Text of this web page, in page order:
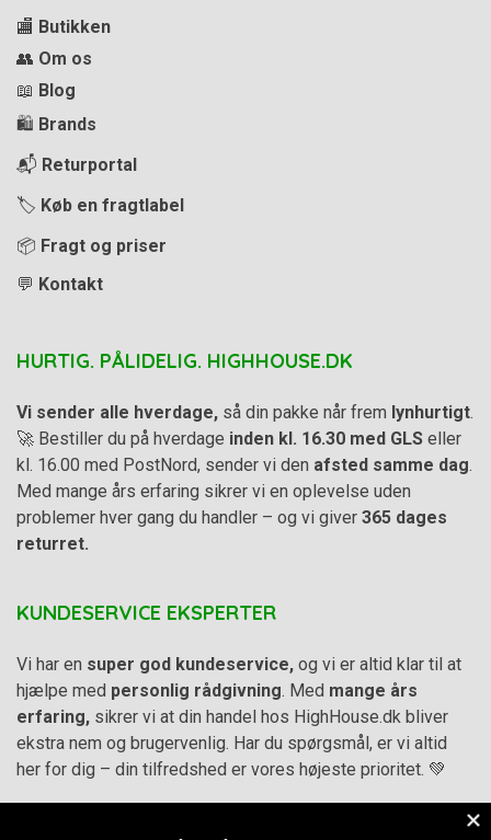
🏬 Butikken
👥 Om os
📖 Blog
🛍️ Brands
📬 Returportal
🏷️ Køb en fragtlabel
📦 Fragt og priser
💬 Kontakt
HURTIG. PÅLIDELIG. HIGHHOUSE.DK
Vi sender alle hverdage, så din pakke når frem lynhurtigt
🚀 Bestiller du på hverdage inden kl. 16.30 med GLS eller
kl. 16.00 med PostNord, sender vi den afsted samme dag
Med mange års erfaring sikrer vi en oplevelse uden
problemer hver gang du handler – og vi giver 365 dages
returret.
KUNDESERVICE EKSPERTER
Vi har en super god kundeservice, og vi er altid klar til at
hjælpe med personlig rådgivning . Med mange års
erfaring, sikrer vi at din handel hos HighHouse.dk bliver
ekstra nem og brugervenlig. Har du spørgsmål, er vi altid
her for dig – din tilfredshed er vores højeste prioritet. 💚